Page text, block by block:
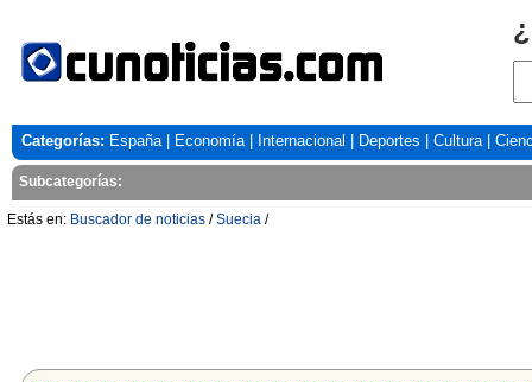
Categorías: España| Economía| Internacional Deportes Cultura|
Subcategorías:
Estás en: Buscador de noticias /Suecia /